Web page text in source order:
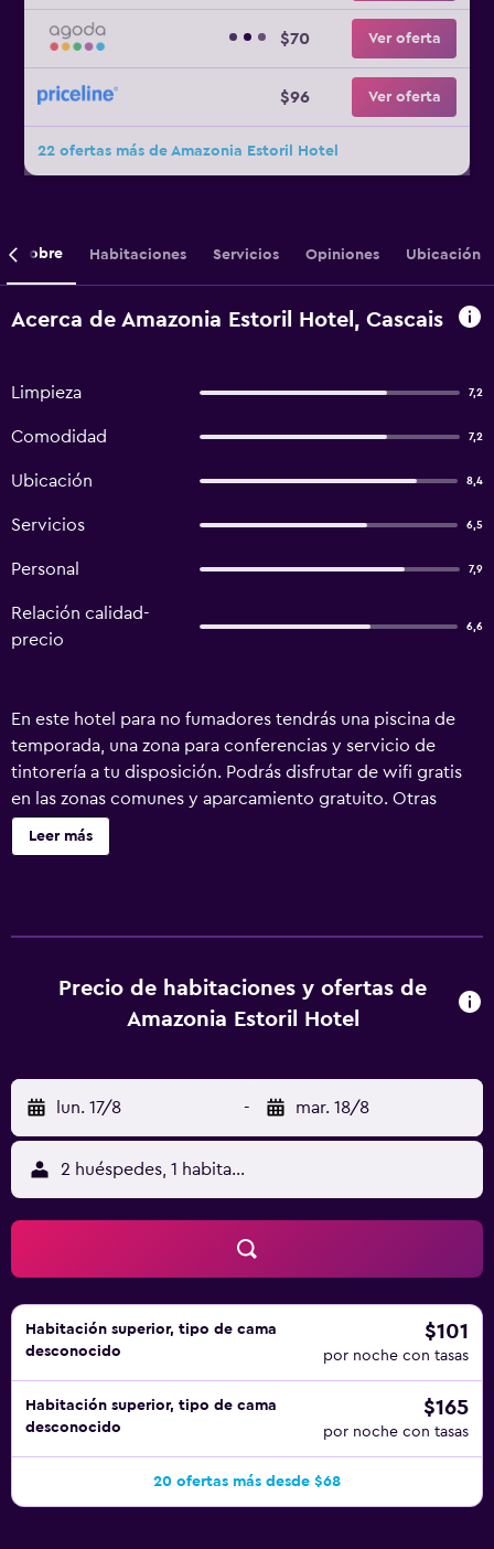
$70 Ver oferta
$96 Ver oferta
22 ofertas más de Amazonia Estoril Hotel
Sobre Habitaciones Servicios Opiniones Ubicación
Acerca de Amazonia Estoril Hotel, Cascais
Limpieza 7,2
Comodidad 7,2
Ubicación 8,4
Servicios 6,5
Personal 7,9
Relación calidad-
precio
6,6
En este hotel para no fumadores tendrás una piscina de
temporada, una zona para conferencias y servicio de
tintorería a tu disposición. Podrás disfrutar de wifi gratis
en las zonas comunes y aparcamiento gratuito. Otras
instalaciones incluyen lavandería, servicio de recepción
24 horas y asistencia turística y para la compra de
cable. Los baños están equipados con ducha y bañera
combinadas con cabezal de ducha tipo lluvia y artículos
wifi gratis (velocidad: 50 Mbps o más). Los servicios para
las personas de negocios incluyen escritorio y teléfono.
Se ofrece servicio de limpieza una vez por estancia. Los
servicios de ocio y esparcimiento en este hotel incluyen
piscina al aire libre de temporada. Se pueden practicar las
actividades de ocio y esparcimiento que se indican más
abajo en las instalaciones o cerca del alojamiento (es
posible que se aplique un recargo).
Leer más
Precio de habitaciones y ofertas de
Amazonia Estoril Hotel
lun. 17/8 - mar. 18/8
2 huéspedes, 1 habitación
Habitación superior, tipo de cama
desconocido
$101
por noche con tasas
Habitación superior, tipo de cama
desconocido
$165
por noche con tasas
20 ofertas más desde $68